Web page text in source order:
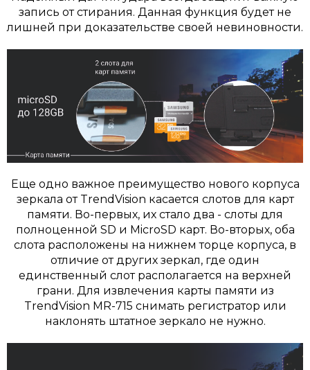
запись от стирания. Данная функция будет не
лишней при доказательстве своей невиновности.
Еще одно важное преимущество нового корпуса
зеркала от TrendVision касается слотов для карт
памяти. Во-первых, их стало два - слоты для
полноценной SD и MicroSD карт. Во-вторых, оба
слота расположены на нижнем торце корпуса, в
отличие от других зеркал, где один
единственный слот располагается на верхней
грани. Для извлечения карты памяти из
TrendVision MR-715 снимать регистратор или
наклонять штатное зеркало не нужно.